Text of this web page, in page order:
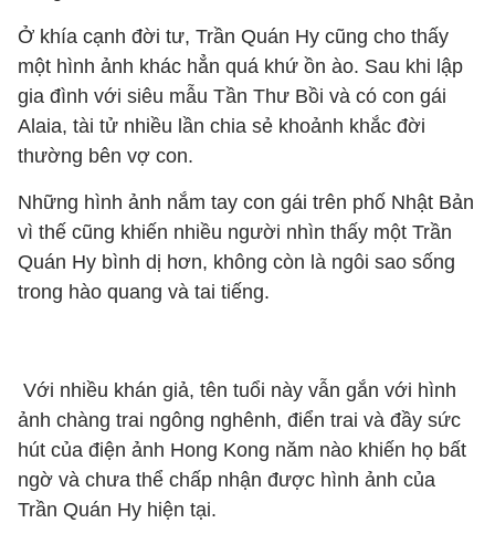
Ở khía cạnh đời tư, Trần Quán Hy cũng cho thấy
một hình ảnh khác hẳn quá khứ ồn ào. Sau khi lập
gia đình với siêu mẫu Tần Thư Bồi và có con gái
Alaia, tài tử nhiều lần chia sẻ khoảnh khắc đời
thường bên vợ con.
Những hình ảnh nắm tay con gái trên phố Nhật Bản
vì thế cũng khiến nhiều người nhìn thấy một Trần
Quán Hy bình dị hơn, không còn là ngôi sao sống
trong hào quang và tai tiếng.
Với nhiều khán giả, tên tuổi này vẫn gắn với hình
ảnh chàng trai ngông nghênh, điển trai và đầy sức
hút của điện ảnh Hong Kong năm nào khiến họ bất
ngờ và chưa thể chấp nhận được hình ảnh của
Trần Quán Hy hiện tại.